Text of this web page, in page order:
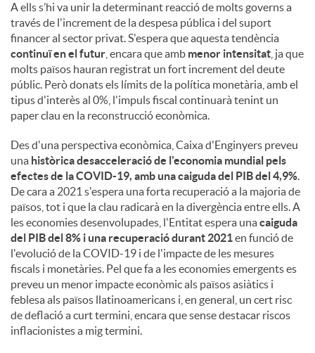
A ells s’hi va unir la determinant reacció de molts governs a
través de l'increment de la despesa pública i del suport
financer al sector privat. S'espera que aquesta tendència
continuï en el futur , encara que amb menor intensitat , ja que
molts països hauran registrat un fort increment del deute
públic. Però donats els límits de la política monetària, amb el
tipus d'interès al 0%, l'impuls fiscal continuarà tenint un
paper clau en la reconstrucció econòmica.
Des d'una perspectiva econòmica, Caixa d'Enginyers preveu
una històrica desacceleració de l'economia mundial pels
efectes de la COVID-19, amb una caiguda del PIB del 4,9%.
De cara a 2021 s'espera una forta recuperació a la majoria de
països, tot i que la clau radicarà en la divergència entre ells. A
les economies desenvolupades, l'Entitat espera unacaiguda
del PIB del 8% i una recuperació durant 2021en funció de
l'evolució de la COVID-19 i de l'impacte de les mesures
fiscals i monetàries. Pel que fa a les economies emergents es
preveu un menor impacte econòmic als països asiàtics i
feblesa als països llatinoamericans i, en general, un cert risc
de deflació a curt termini, encara que sense destacar riscos
inflacionistes a mig termini.